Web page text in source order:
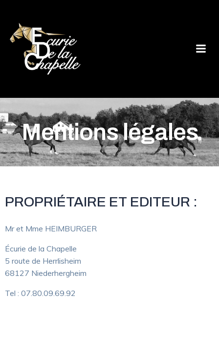
Mentions légales
PROPRIÉTAIRE ET EDITEUR :
Mr et Mme HEIMBURGER
Écurie de la Chapelle
5 route de Herrlisheim
68127 Niederhergheim
Tel : 07.80.09.69.92